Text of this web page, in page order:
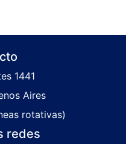
1441
Aires
rotativas)
redes